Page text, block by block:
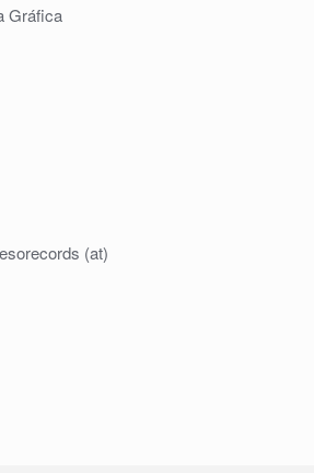
Gráfica
(at)